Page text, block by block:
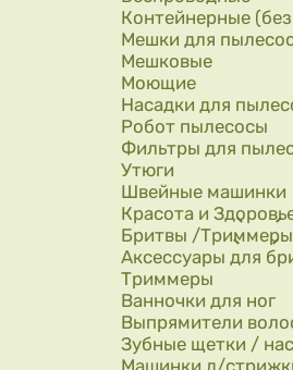
Контейнерные
Мешки для
Мешковые
Моющие
Насадки для
Робот пылесосы
Фильтры для
Утюги
Швейные машинки
Красота и
Бритвы /Триммеры
Аксессуары для
Триммеры
Ванночки для ног
Выпрямители
Зубные щетки /
Машинки д/